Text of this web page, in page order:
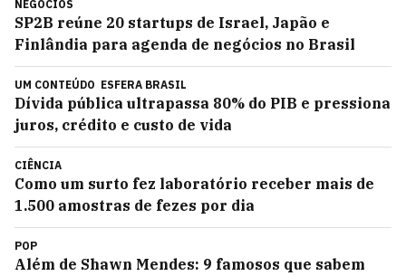
NEGÓCIOS
SP2B reúne 20 startups de Israel, Japão e
Finlândia para agenda de negócios no Brasil
UM CONTEÚDO ESFERA BRASIL
Dívida pública ultrapassa 80% do PIB e pressiona
juros, crédito e custo de vida
CIÊNCIA
Como um surto fez laboratório receber mais de
1.500 amostras de fezes por dia
POP
Além de Shawn Mendes: 9 famosos que sabem